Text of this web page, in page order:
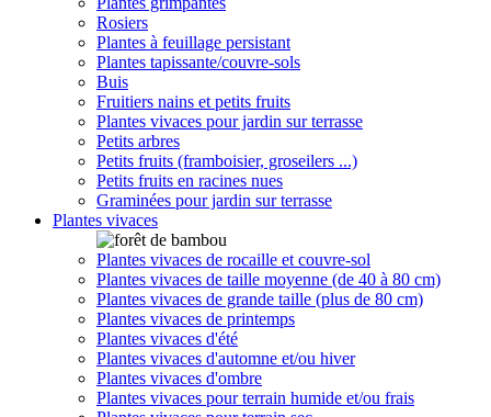
Rosiers
Plantes à feuillage persistant
Plantes tapissante/couvre-sols
Buis
Fruitiers nains et petits fruits
Plantes vivaces pour jardin sur terrasse
Petits arbres
Petits fruits (framboisier, groseilers ...)
Petits fruits en racines nues
Graminées pour jardin sur terrasse
Plantes vivaces
Plantes vivaces de rocaille et couvre-sol
Plantes vivaces de taille moyenne (de 40 à 80 cm)
Plantes vivaces de grande taille (plus de 80 cm)
Plantes vivaces de printemps
Plantes vivaces d'été
Plantes vivaces d'automne et/ou hiver
Plantes vivaces d'ombre
Plantes vivaces pour terrain humide et/ou frais